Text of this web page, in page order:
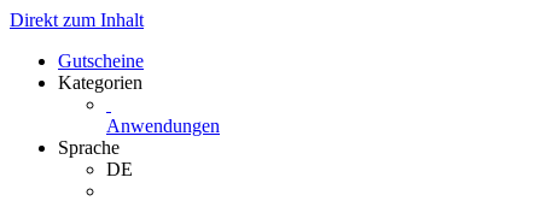
Direkt zum Inhalt
Gutscheine
Kategorien
Anwendungen
Sprache
DE